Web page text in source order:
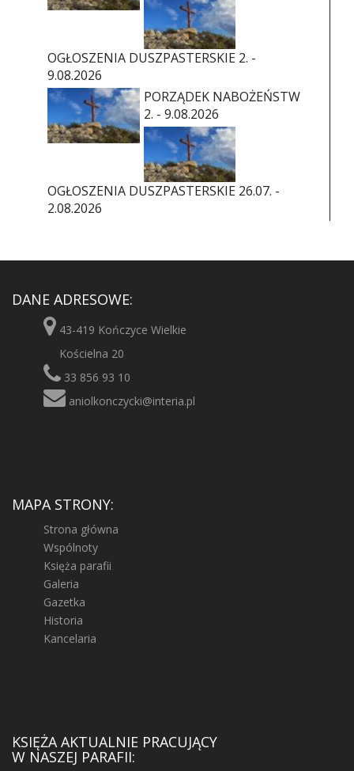
OGŁOSZENIA DUSZPASTERSKIE 2. -
9.08.2026
PORZĄDEK NABOŻEŃSTW
2. - 9.08.2026
OGŁOSZENIA DUSZPASTERSKIE 26.07. -
2.08.2026
DANE ADRESOWE:
43-419 Kończyce Wielkie
Kościelna 20
33 856 93 10
aniolkonczycki@interia.pl
MAPA STRONY:
Strona główna
Wspólnoty
Księża parafii
Galeria
Gazetka
Historia
Kancelaria
KSIĘŻA AKTUALNIE PRACUJĄCY
W NASZEJ PARAFII: